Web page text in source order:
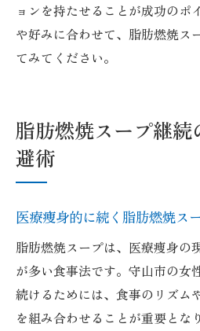
ョンを持たせることが成功のポ
や好みに合わせて、脂肪燃焼ス
てみてください。
脂肪燃焼スープ継続
避術
医療痩身的に続く脂肪燃焼ス
脂肪燃焼スープは、医療痩身の
が多い食事法です。守山市の女
続けるためには、食事のリズム
を組み合わせることが重要とな